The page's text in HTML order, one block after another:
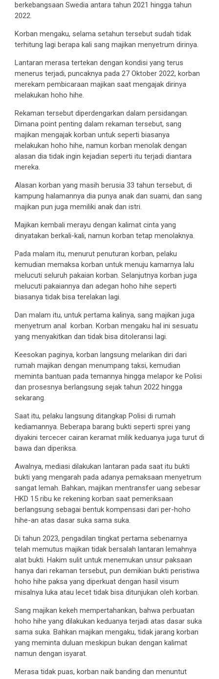
berkebangsaan Swedia antara tahun 2021 hingga tahun
2022.
Korban mengaku, selama setahun tersebut sudah tidak
terhitung lagi berapa kali sang majikan menyetrum dirinya.
Lantaran merasa tertekan dengan kondisi yang terus
menerus terjadi, puncaknya pada 27 Oktober 2022, korban
merekam pembicaraan majikan saat mengajak dirinya
melakukan hoho hihe.
Rekaman tersebut diperdengarkan dalam persidangan.
Dimana point penting dalam rekaman tersebut, sang
majikan mengajak korban untuk seperti biasanya
melakukan hoho hihe, namun korban menolak dengan
alasan dia tidak ingin kejadian seperti itu terjadi diantara
mereka.
Alasan korban yang masih berusia 33 tahun tersebut, di
kampung halamannya dia punya anak dan suami, dan sang
majikan pun juga memiliki anak dan istri.
Majikan kembali merayu dengan kalimat cinta yang
dinyatakan berkali-kali, namun korban tetap menolaknya.
Pada malam itu, menurut penuturan korban, pelaku
kemudian memaksa korban untuk menuju kamarnya lalu
melucuti seluruh pakaian korban. Selanjutnya korban juga
melucuti pakaiannya dan adegan hoho hihe seperti
biasanya tidak bisa terelakan lagi.
Dan malam itu, untuk pertama kalinya, sang majikan juga
menyetrum anal korban. Korban mengaku hal ini sesuatu
yang menyakitkan dan tidak bisa ditoleransi lagi.
Keesokan paginya, korban langsung melarikan diri dari
rumah majikan dengan menumpang taksi, kemudian
meminta bantuan pada temannya hingga melapor ke Polisi
dan prosesnya berlangsung sejak tahun 2022 hingga
sekarang.
Saat itu, pelaku langsung ditangkap Polisi di rumah
kediamannya. Beberapa barang bukti seperti sprei yang
diyakini tercecer cairan keramat milik keduanya juga turut di
bawa dan diperiksa.
Awalnya, mediasi dilakukan lantaran pada saat itu bukti
bukti yang mengarah pada adanya pemaksaan menyetrum
sangat lemah. Bahkan, majikan mentransfer uang sebesar
HKD 15 ribu ke rekening korban saat pemeriksaan
berlangsung sebagai bentuk kompensasi dari per-hoho
hihe-an atas dasar suka sama suka.
Di tahun 2023, pengadilan tingkat pertama sebenarnya
telah memutus majikan tidak bersalah lantaran lemahnya
alat bukti. Hakim sulit untuk menemukan unsur paksaan
hanya dari rekaman tersebut, pun demikian bukti peristiwa
hoho hihe paksa yang diperkuat dengan hasil visum
misalnya luka atau lecet tidak bisa ditunjukan oleh korban.
Sang majikan kekeh mempertahankan, bahwa perbuatan
hoho hihe yang dilakukan keduanya terjadi atas dasar suka
sama suka. Bahkan majikan mengaku, tidak jarang korban
yang meminta duluan meskipun bukan dengan kalimat
namun dengan isyarat.
Merasa tidak puas, korban naik banding dan menuntut